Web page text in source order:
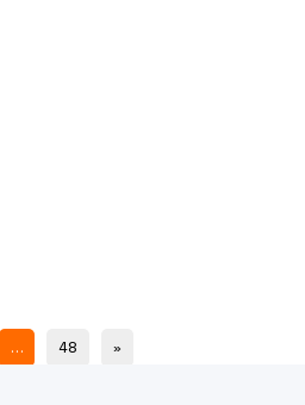
… 48 »